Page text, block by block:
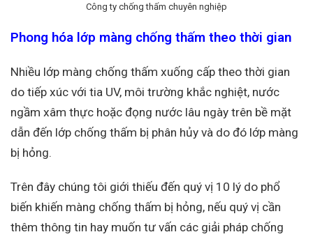
Công ty chống thấm chuyên nghiệp
Phong hóa lớp màng chống thấm theo thời gian
Nhiều lớp màng chống thấm xuống cấp theo thời gian
do tiếp xúc với tia UV, môi trường khắc nghiệt, nước
ngầm xâm thực hoặc đọng nước lâu ngày trên bề mặt
dẫn đến lớp chống thấm bị phân hủy và do đó lớp màng
bị hỏng.
Trên đây chúng tôi giới thiếu đến quý vị 10 lý do phổ
biến khiến màng chống thấm bị hỏng, nếu quý vị cần
thêm thông tin hay muốn tư vấn các giải pháp chống